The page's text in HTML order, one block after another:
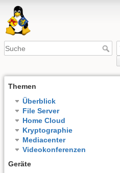
Themen
Überblick
File Server
Home Cloud
Kryptographie
Mediacenter
Videokonferenzen
Geräte